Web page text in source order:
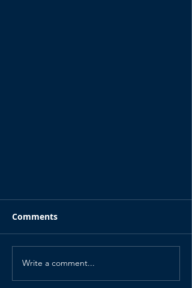
Comments
Write a comment...